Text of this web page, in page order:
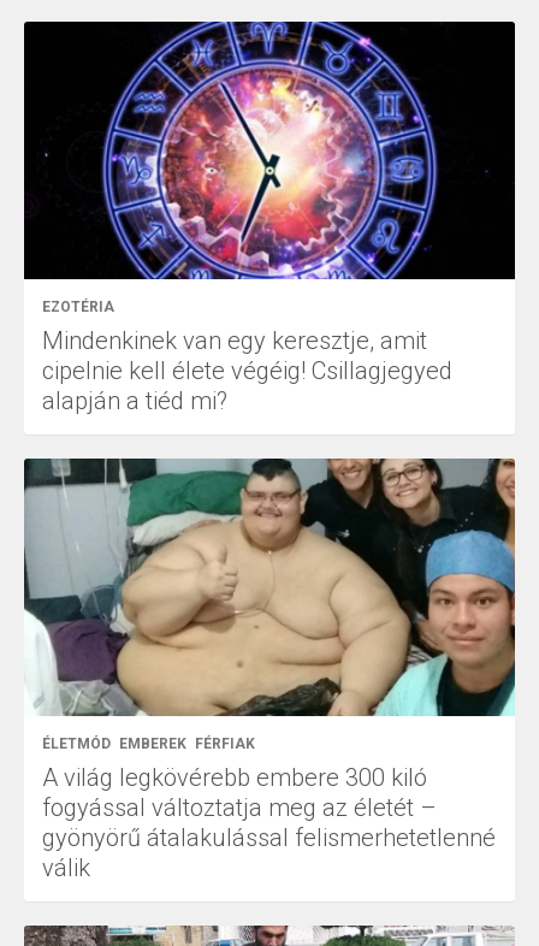
EZOTÉRIA
Mindenkinek van egy keresztje, amit
cipelnie kell élete végéig! Csillagjegyed
alapján a tiéd mi?
ÉLETMÓD EMBEREK FÉRFIAK
A világ legkövérebb embere 300 kiló
fogyással változtatja meg az életét –
gyönyörű átalakulással felismerhetetlenné
válik